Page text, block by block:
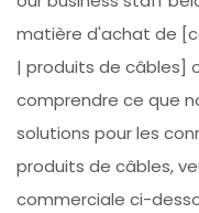
matière d'achat de
| produits de câbles]
comprendre ce que
solutions pour les
produits de câbles,
commerciale ci-